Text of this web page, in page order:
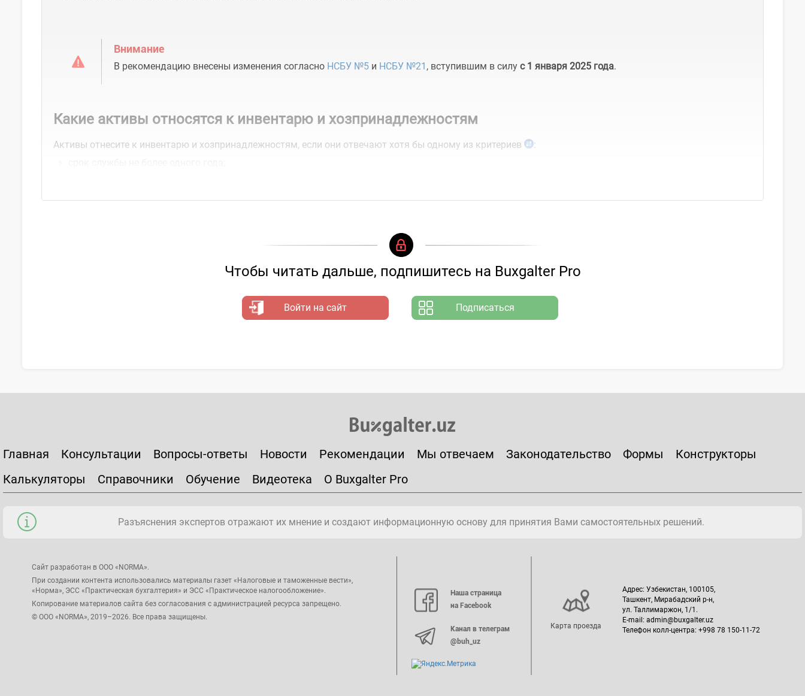
Внимание
В рекомендацию внесены изменения согласно НСБУ №5 и НСБУ №21 , вступившим в силу с 1 января 2025 года.
Какие активы относятся к инвентарю и хозпринадлежностям
Активы отнесите к инвентарю и хозпринадлежностям, если они отвечают хотя бы одному из критериев
:
Чтобы читать дальше, подпишитесь на Buxgalter Pro
Войти на сайт Подписаться
Главная Консультации Вопросы-ответы Новости Рекомендации Мы отвечаем Законодательство Формы
Конструкторы
Калькуляторы
Справочники Обучение Видеотека О Buxgalter Pro
Разъяснения экспертов отражают их мнение и создают информационную основу для принятия Вами самостоятельных решений.
Сайт разработан в ООО «NORMA».
При создании контента использовались материалы газет «Налоговые и таможенные вести»,
«Норма», ЭСС «Практическая бухгалтерия» и ЭСС «Практическое налогообложение».
Копирование материалов сайта без согласования с администрацией ресурса запрещено.
© ООО «NORMA», 2019–2026. Все права защищены.
Наша страница
на Facebook
Канал в телеграм
@buh_uz
Карта проезда
Адрес: Узбекистан, 100105,
Ташкент, Мирабадский р-н,
ул. Таллимаржон, 1/1.
E-mail: admin@buxgalter.uz
Телефон колл-центра: +998 78 150-11-72